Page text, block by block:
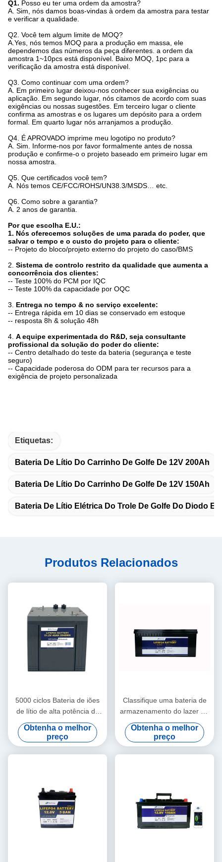
Q1. Posso eu ter uma ordem da amostra?
A. Sim, nós damos boas-vindas à ordem da amostra para testar
e verificar a qualidade.
Q2. Você tem algum limite de MOQ?
A.Yes, nós temos MOQ para a produção em massa, ele
dependemos das números da peça diferentes. a ordem da
amostra 1~10pcs está disponível. Baixo MOQ, 1pc para a
verificação da amostra está disponível.
Q3. Como continuar com uma ordem?
A. Em primeiro lugar deixou-nos conhecer sua exigências ou
aplicação. Em segundo lugar, nós citamos de acordo com suas
exigências ou nossas sugestões. Em terceiro lugar o cliente
confirma as amostras e os lugares um depósito para a ordem
formal. Em quarto lugar nós arranjamos a produção.
Q4. É APROVADO imprime meu logotipo no produto?
A. Sim. Informe-nos por favor formalmente antes de nossa
produção e confirme-o o projeto baseado em primeiro lugar em
nossa amostra.
Q5. Que certificados você tem?
A. Nós temos CE/FCC/ROHS/UN38.3/MSDS… etc.
Q6. Como sobre a garantia?
A. 2 anos de garantia.
Por que escolha E.U.:
1. Nós oferecemos soluções de uma parada do poder, que
salvar o tempo e o custo do projeto para o cliente:
-- Projeto do bloco/projeto externo do projeto do caso/BMS
2. Sistema de controlo restrito da qualidade que aumenta a
concorrência dos clientes:
-- Teste 100% do PCM por IQC
-- Teste 100% da capacidade por OQC
3. Entrega no tempo & no serviço excelente:
-- Entrega rápida em 10 dias se conservado em estoque
-- resposta 8h & solução 48h
4. A equipe experimentada do R&D, seja consultante
profissional da solução do poder do cliente:
-- Centro detalhado do teste da bateria (segurança e teste
seguro)
-- Capacidade poderosa do ODM para ter recursos para a
exigência de projeto personalizada
Etiquetas:
Bateria De Lítio Do Carrinho De Golfe De 12V 200Ah
Bateria De Lítio Do Carrinho De Golfe De 12V 150Ah
Bateria De Lítio Elétrica Do Trole De Golfe Do Diodo
Produtos Relacionados
5000 ciclos Bateria de iões
de lítio de alta potência de
carregamento rápido
48V40Ah Para carrinho de
golfe
Obtenha o melhor
preço
Classifique uma bateria de
armazenamento do lazer EV
12v da bateria de lítio do
carrinho de golfe 300Ah
Obtenha o melhor
preço